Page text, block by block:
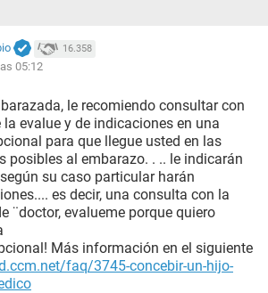
16.358
05:12
le recomiendo consultar con
evalue y de indicaciones en una
para que llegue usted en las
posibles al embarazo. . .. le indicarán
su caso particular harán
es decir, una consulta con la
¨doctor, evalueme porque quiero
Más información en el siguiente
faq/3745-concebir-un-hijo-